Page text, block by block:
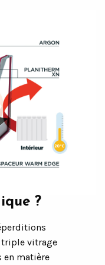
?
triple vitrage
en matière